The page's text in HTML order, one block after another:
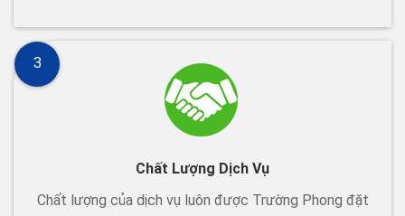
Chất Lượng Dịch Vụ
Chất lượng của dịch vụ luôn được Trường Phong đặt
3